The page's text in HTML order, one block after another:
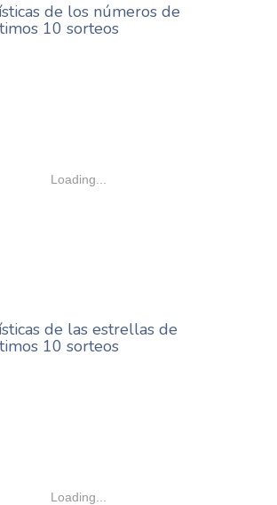
de los números de
10 sorteos
Loading...
de las estrellas de
10 sorteos
Loading...